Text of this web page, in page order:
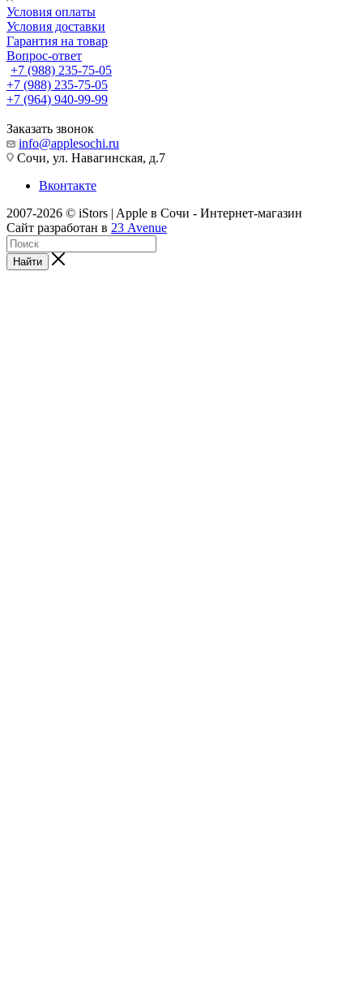
Условия оплаты
Условия доставки
Гарантия на товар
Вопрос-ответ
+7 (988) 235-75-05
+7 (988) 235-75-05
+7 (964) 940-99-99
Заказать звонок
info@applesochi.ru
Сочи, ул. Навагинская, д.7
Вконтакте
2007-2026 © iStors | Apple в Сочи - Интернет-магазин
Сайт разработан в 23 Avenue
Найти